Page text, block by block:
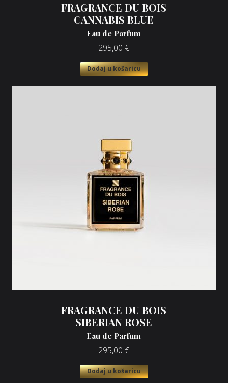
FRAGRANCE DU BOIS
CANNABIS BLUE
Eau de Parfum
295,00 €
Dodaj u košaricu
FRAGRANCE DU BOIS
SIBERIAN ROSE
Eau de Parfum
295,00 €
Dodaj u košaricu